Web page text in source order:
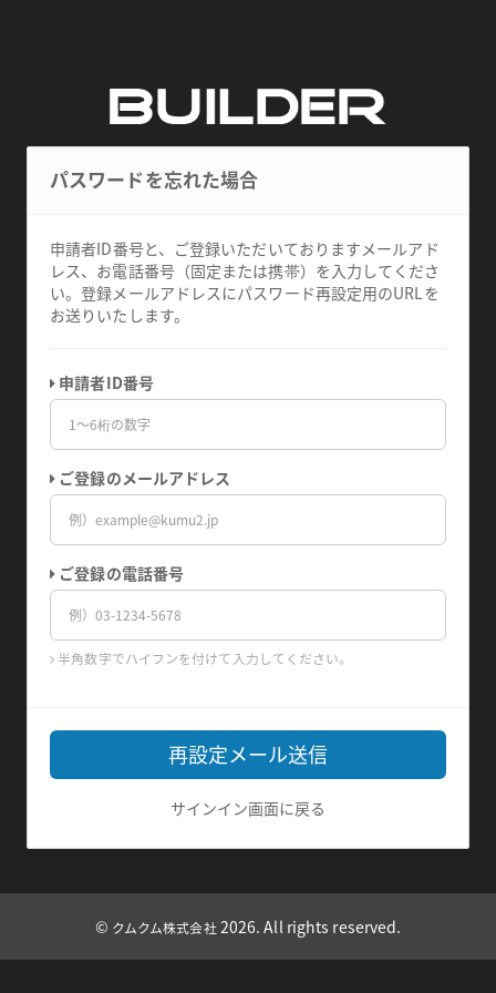
パスワードを忘れた場合
申請者ID番号と、ご登録いただいておりますメールアド
レス、お電話番号（固定または携帯）を入力してくださ
い。登録メールアドレスにパスワード再設定用のURLを
お送りいたします。
申請者ID番号
ご登録のメールアドレス
ご登録の電話番号
半角数字でハイフンを付けて入力してください。
再設定メール送信
サインイン画面に戻る
© クムクム株式会社2026. All rights reserved.